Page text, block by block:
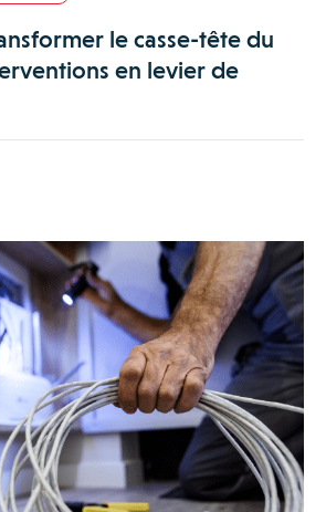
le casse-tête du
en levier de